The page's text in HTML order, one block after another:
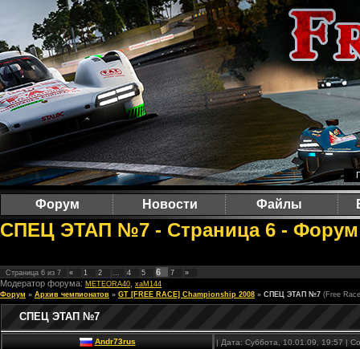
Форум Новости Файлы
СПЕЦ ЭТАП №7 - Страница 6 - Форум
Страница 6 из 7 « 1 2 … 4 5 6 7 »
Модератор форума: METEORA40 xaM144
Форум » Архив чемпионатов » GT [FREE RACE] Championship 2008 » СПЕЦ ЭТАП №7 (Free
СПЕЦ ЭТАП №7
Andr73rus | Дата: Суббота, 10.01.09, 19:57 |